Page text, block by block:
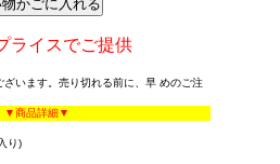
ライスでご提供
います。売り切れる前に、早 めのご注
▼商品詳細▼
り)